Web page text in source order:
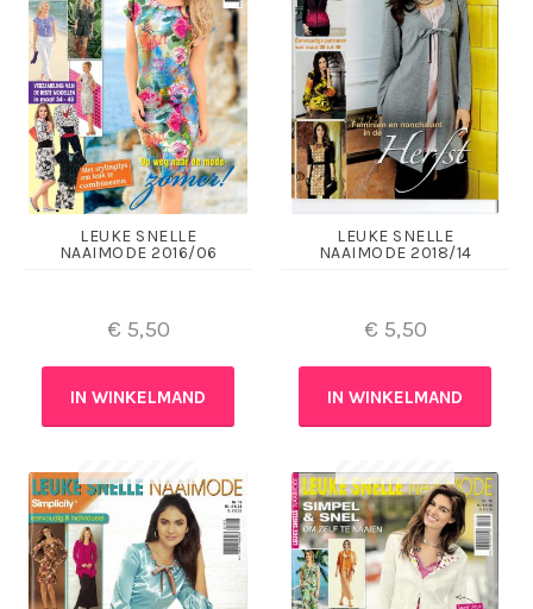
LEUKE SNELLE
NAAIMODE 2016/06
€ 5,50
IN WINKELMAND
LEUKE SNELLE
NAAIMODE 2018/14
€ 5,50
IN WINKELMAND